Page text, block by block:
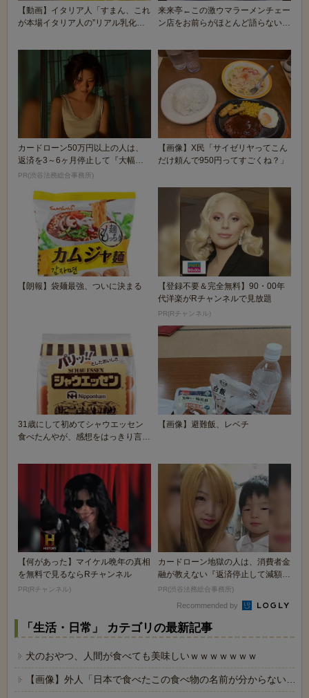
【動画】イタリア人「すまん、これ
が本場イタリア人の”リアル乳化ペ
来来亭←この激ウマラーメンチェー
ン店をお前らがほとんど語らない理
カードローン50万円以上の人は、
返済を3～6ヶ月停止して『大幅に
減額してから返済...
PR(渋谷法務総合事務所)
【画像】X民「サイゼリヤってこん
だけ頼んで950円ってすごくね？」
【朗報】袋麺最強、ついに決まる
【登録不要＆完全無料】90・00年
代洋楽がRチャンネルで見放題
PR(Rチャンネル)
31歳にして初めてシャウエッセン
食べたんやが、感想をはっきり言う
【画像】避難飯、レベチ
【何があった】マイケル晩年の真相
を無料で見るならRチャンネル
PR(Rチャンネル)
カードローン地獄の人は、消費者金
融が教えない『返済停止して減額・
免除する方法』で...
PR(渋谷法務総合事務所)
Recommended by
「生活・日常」 カテゴリの最新記事
犬のおやつ、人間が食べても美味しいｗｗｗｗｗｗｗ
【画像】外人「日本で食べたこの食べ物の名前が分からない…